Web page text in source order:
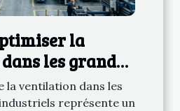
la
les grands
?
la ventilation dans les
représente un